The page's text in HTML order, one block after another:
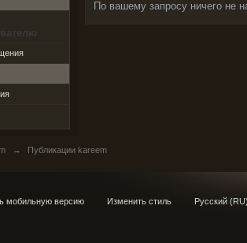
По вашему запросу ничего не
→ Публикации kareem
мобильную версию Изменить стиль Русский